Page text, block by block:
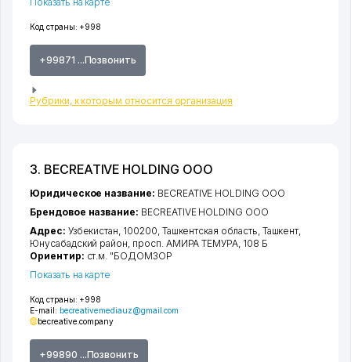
Код страны: +998
+99871 ...Позвонить
Рубрики, к которым относится организация
3. BECREATIVE HOLDING ООО
Код страны: +998
E-mail: becreativemediauz@gmail.com
becreative.company
+99890 ...Позвонить
Юридическое название: BECREATIVE HOLDING ООО
Брендовое название: BECREATIVE HOLDING ООО
Адрес: Узбекистан, 100200, Ташкентская область, Ташкент,
Юнусабадский район, просп. АМИРА ТЕМУРА, 108 Б
Ориентир: ст.м. "БОДОМЗОР
Показать на карте